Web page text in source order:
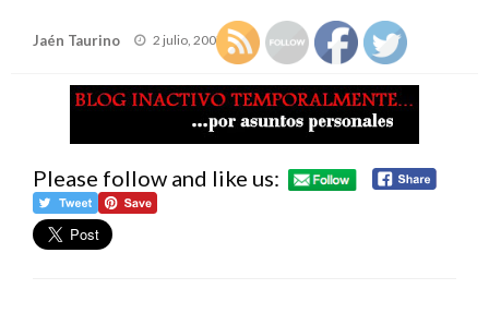
Jaén Taurino
Publicado
2 julio, 2007
Please follow and like us: